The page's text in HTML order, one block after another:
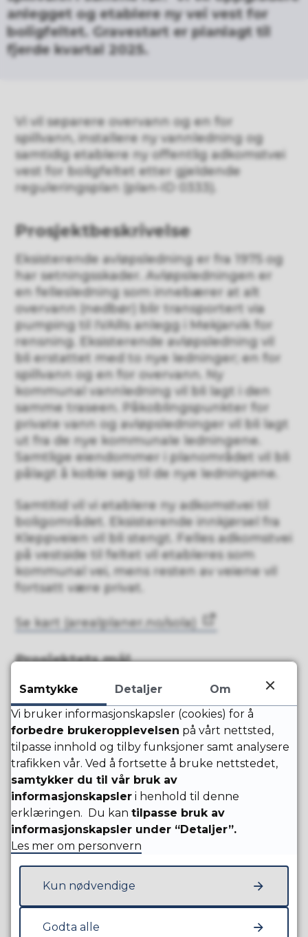
anlegget og etablere ny vei vest for
boligfeltet. Gravestart er planlagt til
fjerde kvartal 2025.
Vi vil separere overvann og en for
spillvann, installere ny vannledning og
samtidig etablere ny offentlig adkomstvei
vest for boligfeltet etter gjeldende
reguleringsplan (plan-ID 0333).
Prosjektbeskrivelse
Eksisterende avløpsledning er fra 1975 og
har setningsskader. Avløpsledningen er
en fellesledning som innebærer at alt
overvann (nedbør) blir transportert via
pumping til IVARs anlegg i Mekjarvik for
rensning. Eksisterende avløpsledning vil
bli erstattet med to nye ledninger; en for
spillvann og en for overvann. Ny
kommunal vannledning vil bli lagt i den
samme traseen. Påkoblingspunkter for
private vann og avløpsledninger vil bli lagt
ut fra de nye kommunale ledningene.
Samtlige eiendommer i planområdet vil bli
pålagt å koble seg til de nye ledningene.
Samtitid vil vi etablere ny adkomstvei til
boligområdet. Eksisterende innkjørsel fra
Kleppveien vil bli stengt. Felles adkomstvei
på vestside til feltet vil etableres som
kommunal vei, mens resten av veiene vil
fortsatt være privat.
Se kart (arealplaner.no/sola)
Prosjektets mål
Bygge en trafikksikker adkomst til
boligfeltet.
Etablere en trygg og sikker
vannforsyning.
Etablere gode, motstandsdyktige og
fremtidsrettede avløpsledninger som
oppfyller dagens miljøkrav.
Innbyggerdialog
en god og aktiv dialog med våre
innbyggere.
Vi vil sende informasjon til innbyggere
Samtykke Detaljer
Om
Vi bruker informasjonskapsler (cookies) for å
forbedre brukeropplevelsen på vårt nettsted,
tilpasse innhold og tilby funksjoner samt analysere
trafikken vår. Ved å fortsette å bruke nettstedet,
samtykker du til vår bruk av
informasjonskapsler i henhold til denne
erklæringen. Du kan tilpasse bruk av
informasjonskapsler under “Detaljer”.
Les mer om personvern
Kun nødvendige
Godta alle